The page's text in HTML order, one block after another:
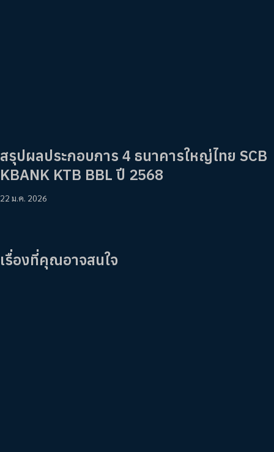
สรุปผลประกอบการ 4 ธนาคารใหญ่ไทย SCB
KBANK KTB BBL ปี 2568
22 ม.ค. 2026
เรื่องที่คุณอาจสนใจ